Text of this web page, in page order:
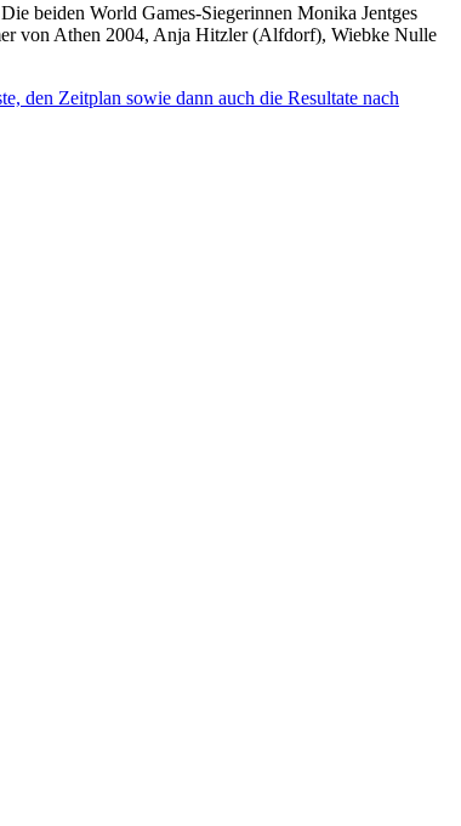
beiden World Games-Siegerinnen Monika Jentges
von Athen 2004, Anja Hitzler (Alfdorf), Wiebke Nulle
den Zeitplan sowie dann auch die Resultate nach